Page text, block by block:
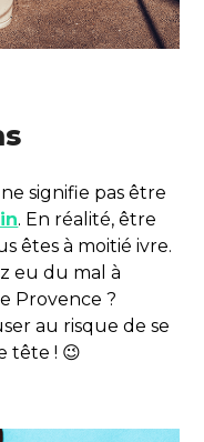
signifie pas être
. En réalité, être
êtes à moitié ivre.
eu du mal à
Provence ?
au risque de se
tête ! 😉